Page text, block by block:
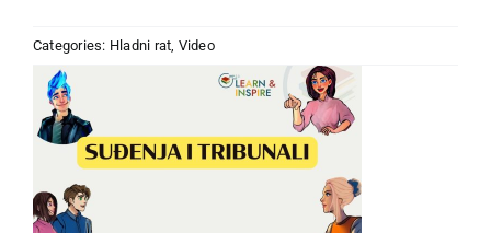
Categories: Hladni rat, Video